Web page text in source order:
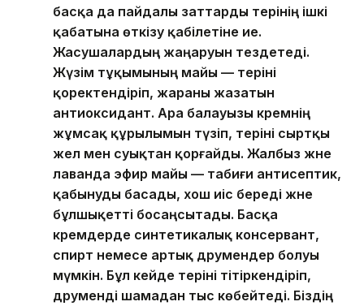
басқа да пайдалы заттарды терінің ішкі
қабатына өткізу қабілетіне ие.
Жасушалардың жаңаруын тездетеді.
Жүзім тұқымының майы — теріні
қоректендіріп, жараны жазатын
антиоксидант. Ара балауызы кремнің
жұмсақ құрылымын түзіп, теріні сыртқы
жел мен суықтан қорғайды. Жалбыз және
лаванда эфир майы — табиғи антисептик,
қабынуды басады, хош иіс береді және
бұлшықетті босаңсытады. Басқа
кремдерде синтетикалық консервант,
спирт немесе артық дәрумендер болуы
мүмкін. Бұл кейде теріні тітіркендіріп,
дәруменді шамадан тыс көбейтеді. Біздің